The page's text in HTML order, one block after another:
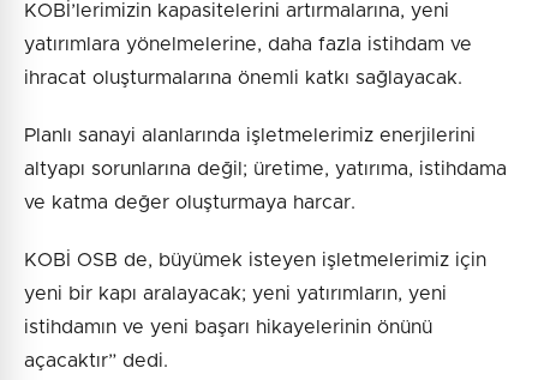
KOBİ’lerimizin kapasitelerini artırmalarına, yeni
yatırımlara yönelmelerine, daha fazla istihdam ve
ihracat oluşturmalarına önemli katkı sağlayacak.
Planlı sanayi alanlarında işletmelerimiz enerjilerini
altyapı sorunlarına değil; üretime, yatırıma, istihdama
ve katma değer oluşturmaya harcar.
KOBİ OSB de, büyümek isteyen işletmelerimiz için
yeni bir kapı aralayacak; yeni yatırımların, yeni
istihdamın ve yeni başarı hikayelerinin önünü
açacaktır” dedi.